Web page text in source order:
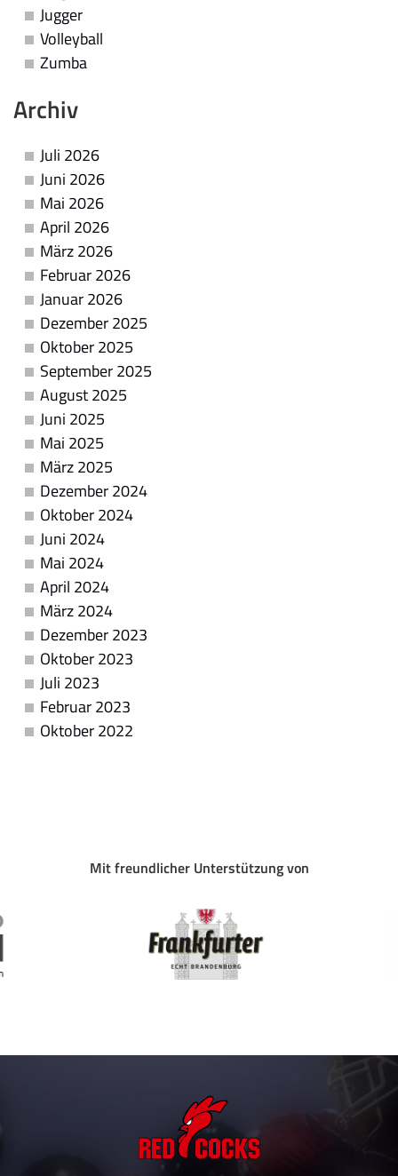
Jugger
Volleyball
Zumba
Archiv
Juli 2026
Juni 2026
Mai 2026
April 2026
März 2026
Februar 2026
Januar 2026
Dezember 2025
Oktober 2025
September 2025
August 2025
Juni 2025
Mai 2025
März 2025
Dezember 2024
Oktober 2024
Juni 2024
Mai 2024
April 2024
März 2024
Dezember 2023
Oktober 2023
Juli 2023
Februar 2023
Oktober 2022
Mit freundlicher Unterstützung von